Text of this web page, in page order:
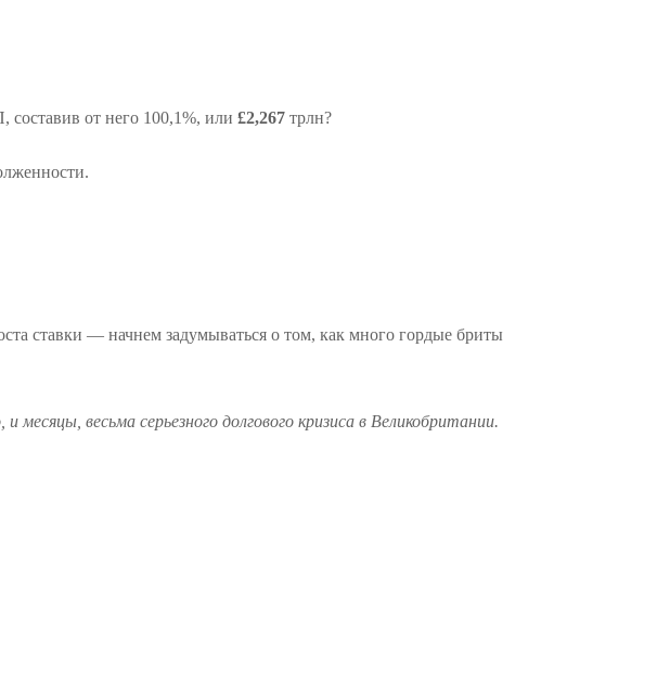
составив от него 100,1%, или£2,267 трлн?
ставки — начнем задумываться о том, как много гордые бриты
весьма серьезного долгового кризиса в Великобритании.